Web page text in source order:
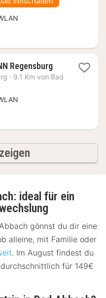
Regensburg1
Nacht
· 9.1 Km von Bad
ideal für ein
gönnst du dir eine
alleine, mit Familie oder
. Im August findest du
für 149€